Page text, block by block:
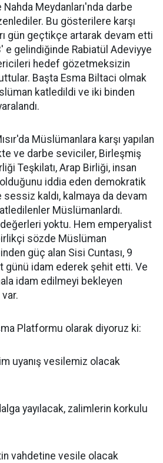
Meydanları'nda darbe
Bu gösterilere karşı
gün geçtikçe artarak devam etti
gelindiğinde Rabiatül Adeviyye
hedef gözetmeksizin
Başta Esma Biltaci olmak
katledildi ve iki binden
Müslümanlara karşı yapılan
ve darbe seviciler, Birleşmiş
Teşkilatı, Arap Birliği, insan
iddia eden demokratik
kaldı, kalmaya da devam
Müslümanlardı.
değerleri yoktu. Hem emperyalist
sözde Müslüman
güç alan Sisi Cuntası, 9
günü idam ederek şehit etti. Ve
idam edilmeyi bekleyen
Platformu olarak diyoruz ki:
uyanış vesilemiz olacak
yayılacak, zalimlerin korkulu
vahdetine vesile olacak